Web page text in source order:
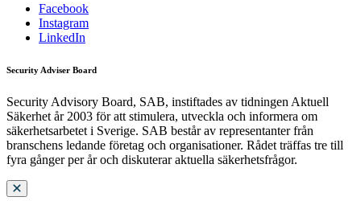
Facebook
Instagram
LinkedIn
Security Adviser Board
Security Advisory Board, SAB, instiftades av tidningen Aktuell
Säkerhet år 2003 för att stimulera, utveckla och informera om
säkerhetsarbetet i Sverige. SAB består av representanter från
branschens ledande företag och organisationer. Rådet träffas tre till
fyra gånger per år och diskuterar aktuella säkerhetsfrågor.